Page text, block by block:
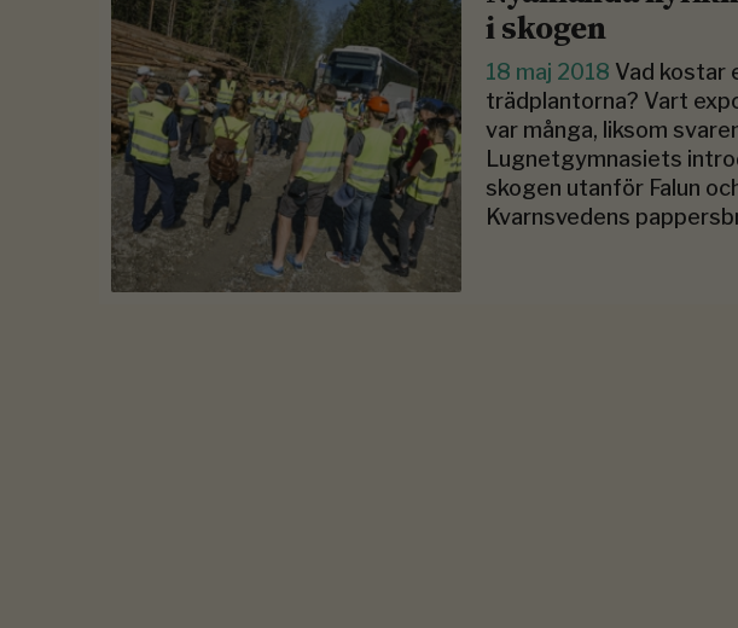
i skogen
18 maj 2018 Vad kostar
trädplantorna? Vart
var många, liksom
Lugnetgymnasiets
skogen utanför Falun
Kvarnsvedens